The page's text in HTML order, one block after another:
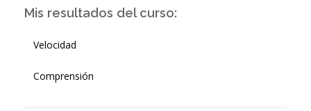
Mis resultados del curso:
Velocidad
Comprensión